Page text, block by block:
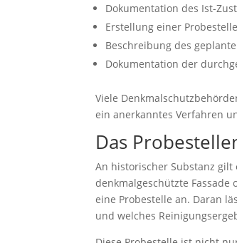
Dokumentation des Ist-
Erstellung einer
Beschreibung des
Dokumentation der
Viele
ein anerkanntes Verfahren
Das
An historischer Substanz gilt
denkmalgeschützte
eine Probestelle an. Daran
und welches